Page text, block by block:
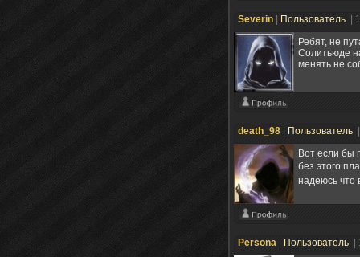
Severin Пользователь
|
Ребят, не
Солитьюде
менять не
death_98 Пользователь
Вот если бы
без этого
надеюсь что
Persona Пользователь